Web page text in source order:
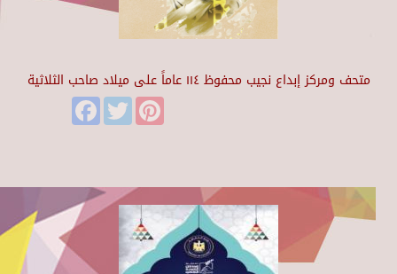
متحف ومركز إبداع نجيب محفوظ ١١٤ عاماً على ميلاد صاحب الثلاثية
FacebookTwitter